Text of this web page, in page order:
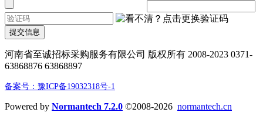
提交信息
河南省至诚招标采购服务有限公司 版权所有 2008-2023 0371-
63868876 63868897
备案号：豫ICP备19032318号-1
Powered by Normantech 7.2.0 ©2008-2026 normantech.cn